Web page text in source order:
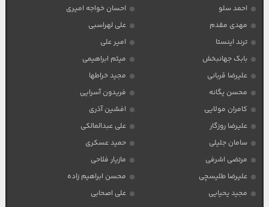
احمد سلو
احسان خواجه امیری
مهدی مقدم
علی لهراسبی
ترند اینستا
امیر علی
بابک جهانبخش
میثم ابراهیمی
علیرضا قربانی
مجید خراطها
محسن یگانه
فریدون آسرایی
کامران مولایی
افشین آذری
علیرضا روزگار
علی عبدالمالکی
سامان جلیلی
حمید عسکری
مرتضی اشرفی
مازیار فلاحی
علیرضا طلیسچی
محسن ابراهیم زاده
مجید یحیایی
علی اصحابی